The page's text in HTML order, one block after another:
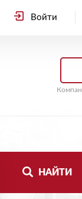
Войти
НАЙТИ